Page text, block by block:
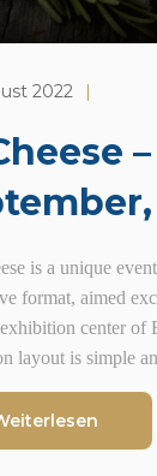
2022 |
is a unique
format, aimed
center of
layout is simple